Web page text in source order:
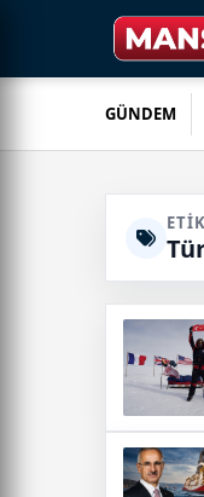
GÜNDEM